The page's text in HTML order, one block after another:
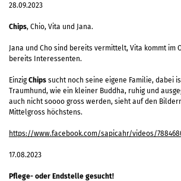
28.09.2023
Chips, Chio, Vita und Jana.
Jana und Cho sind bereits vermittelt, Vita kommt im
bereits Interessenten.
Einzig Chips sucht noch seine eigene Familie, dabei
Traumhund, wie ein kleiner Buddha, ruhig und
auch nicht soooo gross werden, sieht auf den
Mittelgross höchstens.
https://www.facebook.com/sapicahr/videos/
17.08.2023
Pflege- oder Endstelle gesucht!